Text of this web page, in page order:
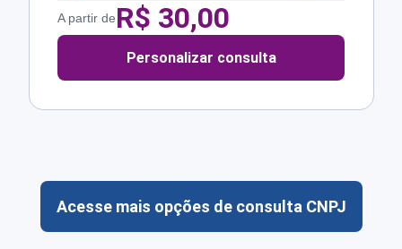
A partir deR$ 30,00
Personalizar consulta
Acesse mais opções de consulta CNPJ